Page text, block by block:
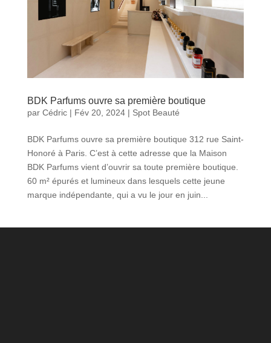
BDK Parfums ouvre sa première boutique
par Cédric| Fév 20, 2024| Spot Beauté
BDK Parfums ouvre sa première boutique 312 rue Saint-
Honoré à Paris. C’est à cette adresse que la Maison
BDK Parfums vient d’ouvrir sa toute première boutique.
60 m² épurés et lumineux dans lesquels cette jeune
marque indépendante, qui a vu le jour en juin...